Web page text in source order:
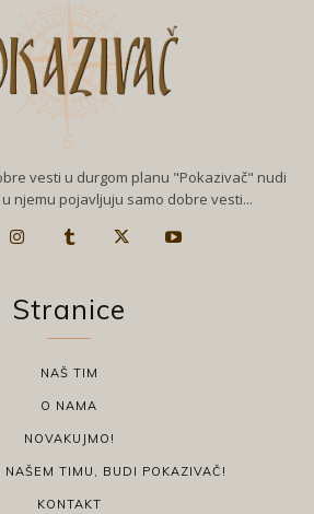
vesti u durgom planu "Pokazivač" nudi
njemu pojavljuju samo dobre vesti...
Stranice
NAŠ TIM
O NAMA
NOVAKUJMO!
NAŠEM TIMU, BUDI POKAZIVAČ!
KONTAKT